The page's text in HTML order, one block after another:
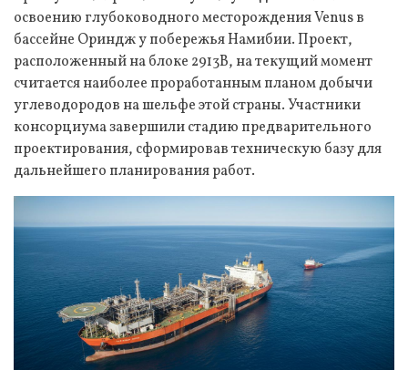
освоению глубоководного месторождения Venus в
бассейне Ориндж у побережья Намибии. Проект,
расположенный на блоке 2913B, на текущий момент
считается наиболее проработанным планом добычи
углеводородов на шельфе этой страны. Участники
консорциума завершили стадию предварительного
проектирования, сформировав техническую базу для
дальнейшего планирования работ.